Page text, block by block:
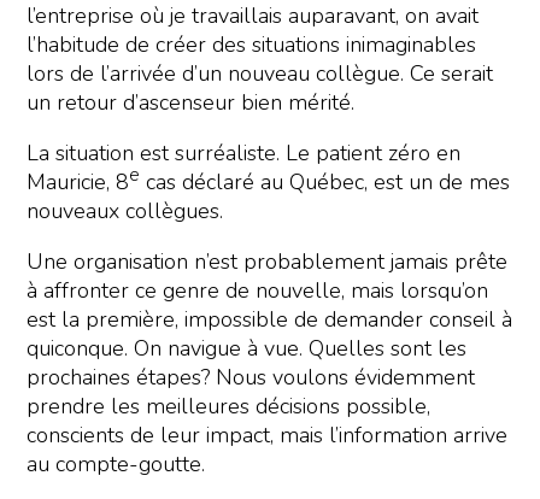
l’entreprise où je travaillais auparavant, on avait
l’habitude de créer des situations inimaginables
lors de l’arrivée d’un nouveau collègue. Ce serait
un retour d’ascenseur bien mérité.
La situation est surréaliste. Le patient zéro en
Mauricie, 8e cas déclaré au Québec, est un de mes
nouveaux collègues.
Une organisation n’est probablement jamais prête
à affronter ce genre de nouvelle, mais lorsqu’on
est la première, impossible de demander conseil à
quiconque. On navigue à vue. Quelles sont les
prochaines étapes? Nous voulons évidemment
prendre les meilleures décisions possible,
conscients de leur impact, mais l’information arrive
au compte-goutte.